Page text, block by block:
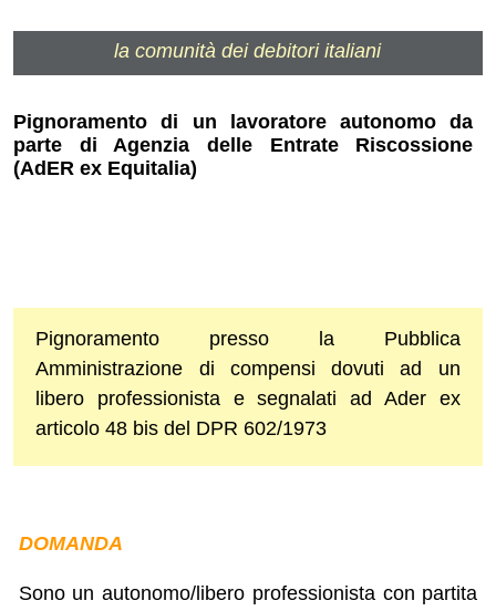
la comunità dei debitori italiani
Pignoramento di un lavoratore autonomo da
parte di Agenzia delle Entrate Riscossione
(AdER ex Equitalia)
Pignoramento presso la Pubblica
Amministrazione di compensi dovuti ad un
libero professionista e segnalati ad Ader ex
articolo 48 bis del DPR 602/1973
DOMANDA
Sono un autonomo/libero professionista con partita